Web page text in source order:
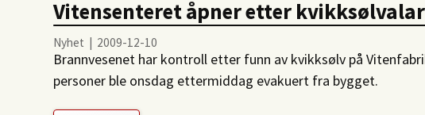
Vitensenteret åpner etter
Nyhet | 2009-12-10
Brannvesenet har kontroll etter funn av kvikksølv på
personer ble onsdag ettermiddag evakuert fra bygget.